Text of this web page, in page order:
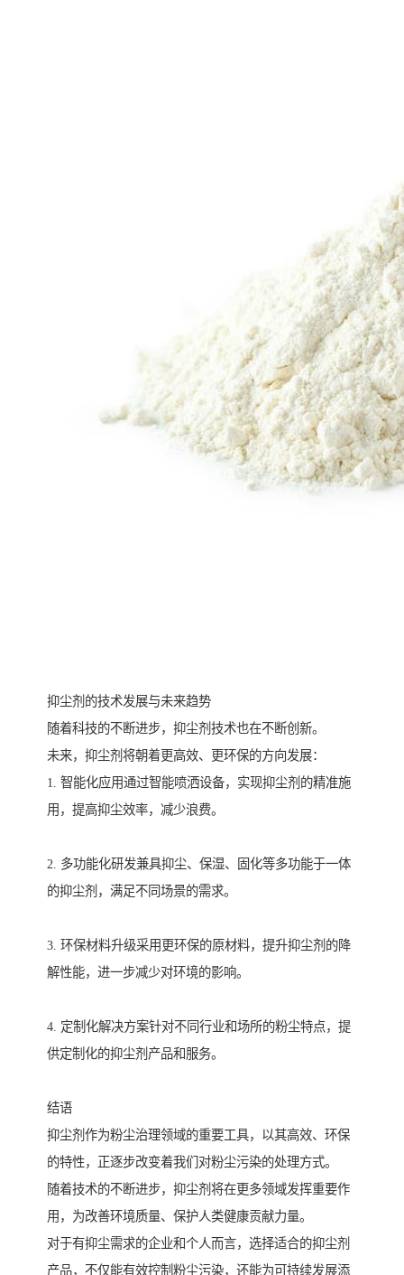
抑尘剂的技术发展与未来趋势
随着科技的不断进步，抑尘剂技术也在不断创新。
未来，抑尘剂将朝着更高效、更环保的方向发展：
1. 智能化应用通过智能喷洒设备，实现抑尘剂的精准施
用，提高抑尘效率，减少浪费。
2. 多功能化研发兼具抑尘、保湿、固化等多功能于一体
的抑尘剂，满足不同场景的需求。
3. 环保材料升级采用更环保的原材料，提升抑尘剂的降
解性能，进一步减少对环境的影响。
4. 定制化解决方案针对不同行业和场所的粉尘特点，提
供定制化的抑尘剂产品和服务。
结语
抑尘剂作为粉尘治理领域的重要工具，以其高效、环保
的特性，正逐步改变着我们对粉尘污染的处理方式。
随着技术的不断进步，抑尘剂将在更多领域发挥重要作
用，为改善环境质量、保护人类健康贡献力量。
对于有抑尘需求的企业和个人而言，选择适合的抑尘剂
产品，不仅能有效控制粉尘污染，还能为可持续发展添